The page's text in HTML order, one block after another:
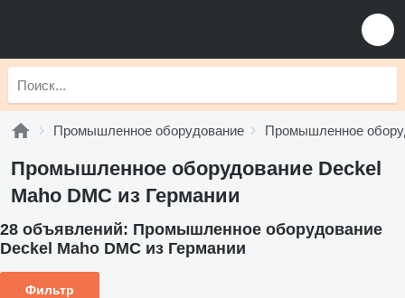
Промышленное оборудование Промышленное
Промышленное оборудование Deckel
Maho DMC из Германии
28 объявлений: Промышленное оборудование
Deckel Maho DMC из Германии
Фильтр